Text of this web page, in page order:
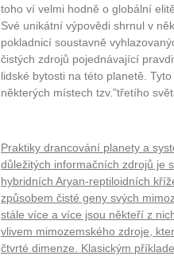
toho ví velmi hodně o globální
Své unikátní výpovědi shrnul v
pokladnicí soustavně
čistých zdrojů pojednávající
lidské bytosti na této planetě.
některých místech tzv."třetího
Praktiky drancování planety a
důležitých informačních zdrojů je
hybridních Aryan-reptiloidních
způsobem čisté geny svých
stále více a více jsou někteří z
vlivem mimozemského zdroje,
čtvrté dimenze. Klasickým